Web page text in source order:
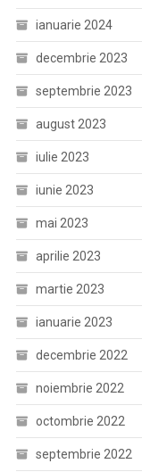
ianuarie 2024
decembrie 2023
septembrie 2023
august 2023
iulie 2023
iunie 2023
mai 2023
aprilie 2023
martie 2023
ianuarie 2023
decembrie 2022
noiembrie 2022
octombrie 2022
septembrie 2022